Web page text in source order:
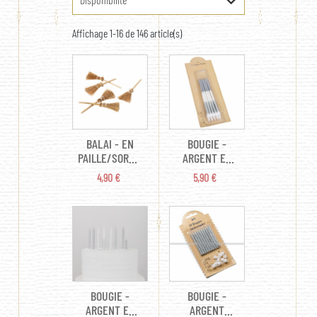
Affichage 1-16 de 146 article(s)
BALAI - EN
PAILLE/SORCIÈRE
X 10 (13CM)
PRIX
4,90 €
BOUGIE -
ARGENT ET
BLANCHE X 12
(12,5CM)
PRIX
5,90 €
BOUGIE -
ARGENT ET
BOUGIE -
ARGENT